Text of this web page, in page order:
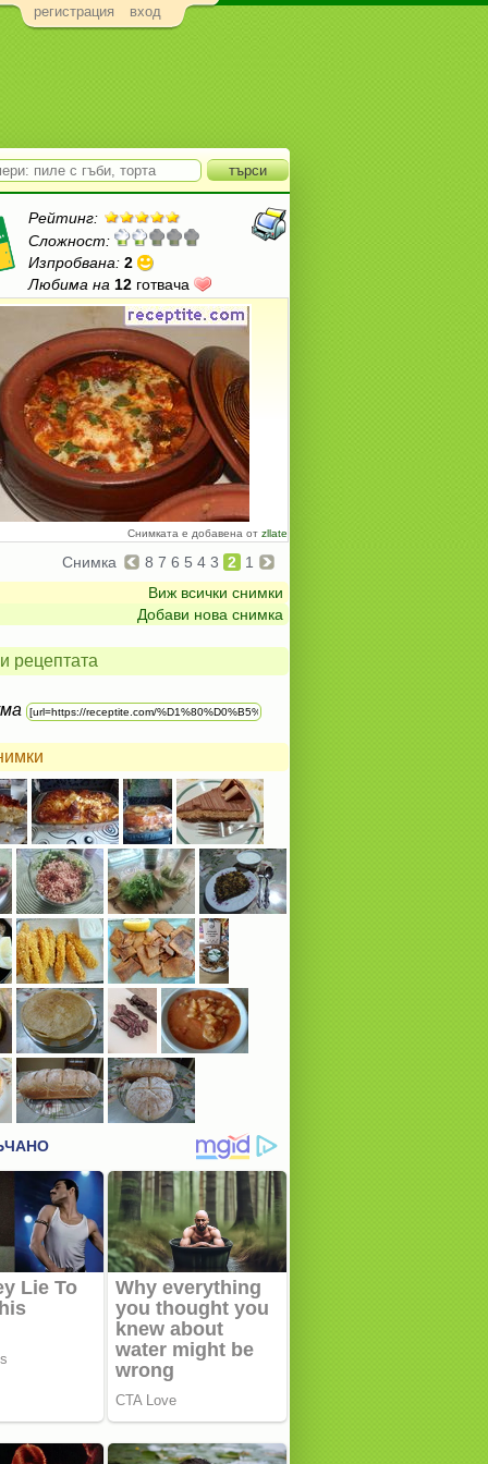
регистрация вход
Рейтинг:
Сложност:
Изпробвана: 2
Любима на 12 готвача
Снимката е добавена от zllate
Снимка 8 7 6 5 4 3 2
1
Виж всички снимки
Добави нова снимка
рецептата